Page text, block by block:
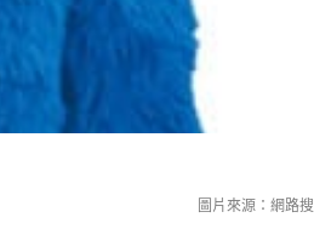
圖片來源：網路